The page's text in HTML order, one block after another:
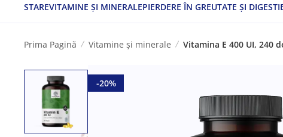
STAREVITAMINE ȘI MINERALEPIERDERE ÎN GREUTATE ȘI
Prima Pagină Vitamine și minerale Vitamina E 400 UI, 240
-20%